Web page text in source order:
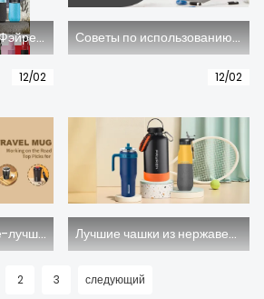
Новое поступление Фэйрен 2024 из нержавеющей стали, вакуумная бутылка Советы по использованию термосов
12/02
кружка-путешествие-лучший выбор для работы в дороге
12/02
Лучшие чашки из нержавеющей стали для ваших нужд
2 3 следующий